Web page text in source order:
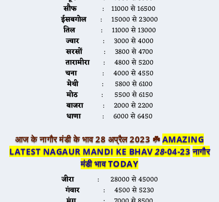
सौफ: 11000 से 16500
ईसबगोल: 15000 से 23000
तिल: 11000 से 13000
ज्वार: 3000 से 4000
सरसों: 3800 से 4700
तारामीरा: 4800 से 5200
चना: 4000 से 4550
मेथी: 5800 से 6100
मोठ
: 5500 से 6150
बाजरा: 2000 से 2200
धाणा: 6000 से 6450
आज के नागौर मंडी के भाव 28 अप्रैल 2023 ☘️AMAZING
LATEST NAGAUR MANDI KE BHAV28-04-23 नागौर
मंडी भाव TODAY
जीरा: 28000 से 45000
गंवार: 4500 से 5230